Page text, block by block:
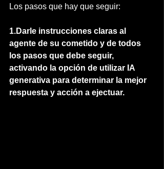
Los pasos que hay que seguir:
1.Darle instrucciones claras al
agente de su cometido y de todos
los pasos que debe seguir,
activando la opción de utilizar IA
generativa para determinar la mejor
respuesta y acción a ejectuar.